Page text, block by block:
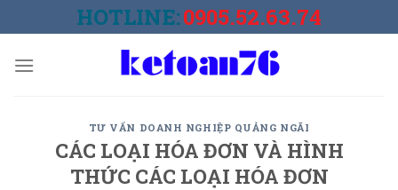
to
HOTLINE:0905.52.63.74
TƯ VẤN DOANH NGHIỆP QUẢNG NGÃI
CÁC LOẠI HÓA ĐƠN VÀ HÌNH
THỨC CÁC LOẠI HÓA ĐƠN